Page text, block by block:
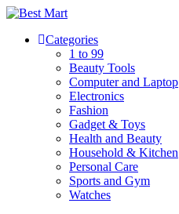
Skip
content Categories
1 to 99
Beauty Tools
Computer and Laptop
Electronics
Fashion
Gadget & Toys
Health and Beauty
Household & Kitchen
Personal Care
Sports and Gym
Watches